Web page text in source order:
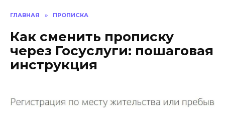
ГЛАВНАЯ » ПРОПИСКА
Как сменить прописку
через Госуслуги: пошаговая
инструкция